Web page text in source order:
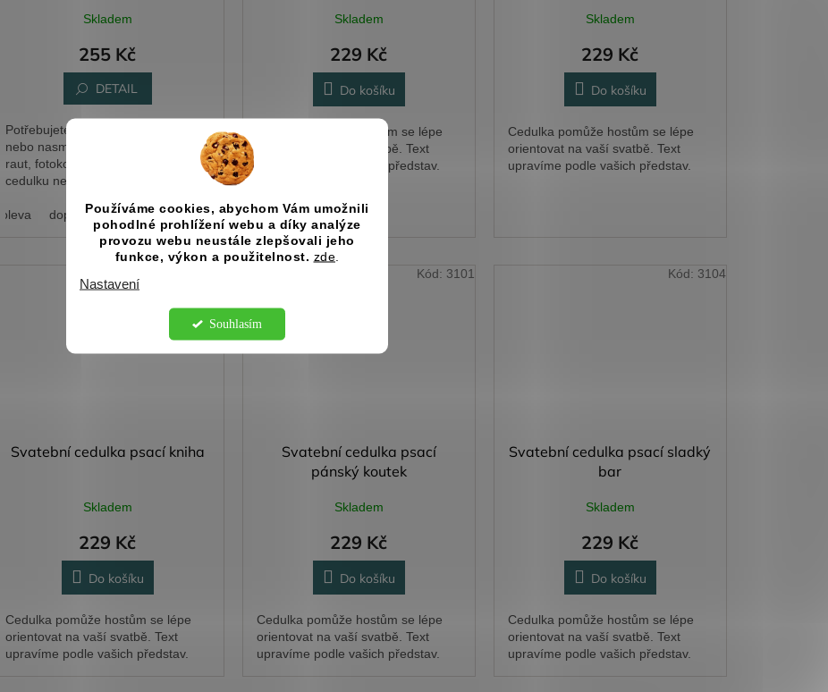
Používáme cookies, abychom Vám umožnili
pohodlné prohlížení webu a díky analýze
provozu webu neustále zlepšovali jeho
funkce, výkon a použitelnost. zde
Nastavení
Souhlasím
Skladem
255 Kč
DETAIL
Potřebujete svatebčanům ukázat
nebo nasměrovat na vaši svatbu,
raut, fotokoutek apod.? Využíjte
cedulku nebo šipky, kam umístíme
doleva
doprava cedulka
Skladem
229 Kč
Do košíku
Cedulka pomůže hostům se lépe
orientovat na vaší svatbě. Text
upravíme podle vašich představ.
Skladem
229 Kč
Do košíku
Cedulka pomůže hostům se lépe
orientovat na vaší svatbě. Text
upravíme podle vašich představ.
Svatební cedulka psací kniha
Skladem
229 Kč
Do košíku
Cedulka pomůže hostům se lépe
orientovat na vaší svatbě. Text
upravíme podle vašich představ.
Svatební cedulka psací
pánský koutek
Skladem
229 Kč
Do košíku
Cedulka pomůže hostům se lépe
orientovat na vaší svatbě. Text
upravíme podle vašich představ.
Kód: 3101
Svatební cedulka psací sladký
bar
Skladem
229 Kč
Do košíku
Cedulka pomůže hostům se lépe
orientovat na vaší svatbě. Text
upravíme podle vašich představ.
Kód: 3104